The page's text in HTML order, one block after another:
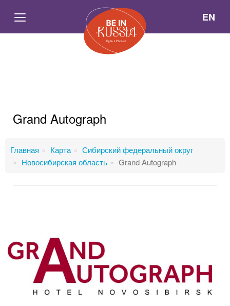
EN
Grand Autograph
Главная Карта
Сибирский федеральный округ
Новосибирская область
Grand Autograph